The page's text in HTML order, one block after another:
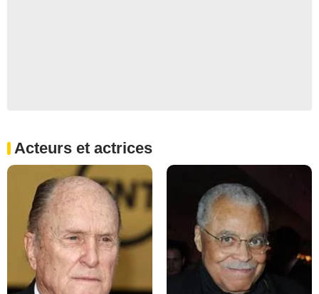
Acteurs et actrices